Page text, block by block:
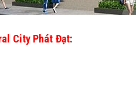
City Phát Đạt: